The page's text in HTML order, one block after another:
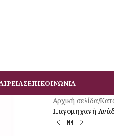
ΕΠΙΚΟΙΝΩΝΙΑ
Αρχική σελίδα/
Παγομηχανή